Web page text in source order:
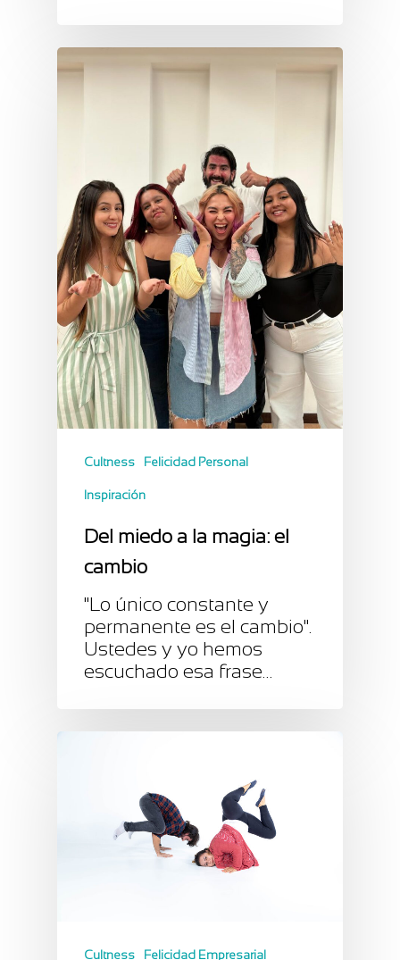
Cultness Felicidad Personal
Inspiración
Del miedo a la magia: el
cambio
"Lo único constante y
permanente es el cambio".
Ustedes y yo hemos
escuchado esa frase…
Cultness Felicidad Empresarial